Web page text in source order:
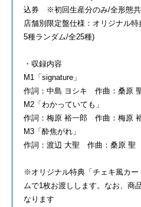
込券 ※初回生産分のみ/全形態
店舗別限定盤仕様：オリジナル
5種ランダム/全25種)
・収録内容
M1「signature」
作詞：中島 ヨシキ 作曲：桑原
M2「わかっていても」
作詞：梅原 裕一郎 作曲：梅原
M3「酔焦がれ」
作詞：渡辺 大聖 作曲：桑原 聖
※オリジナル特典「チェキ風カー
ムで1枚お渡しします。なお、商
なります